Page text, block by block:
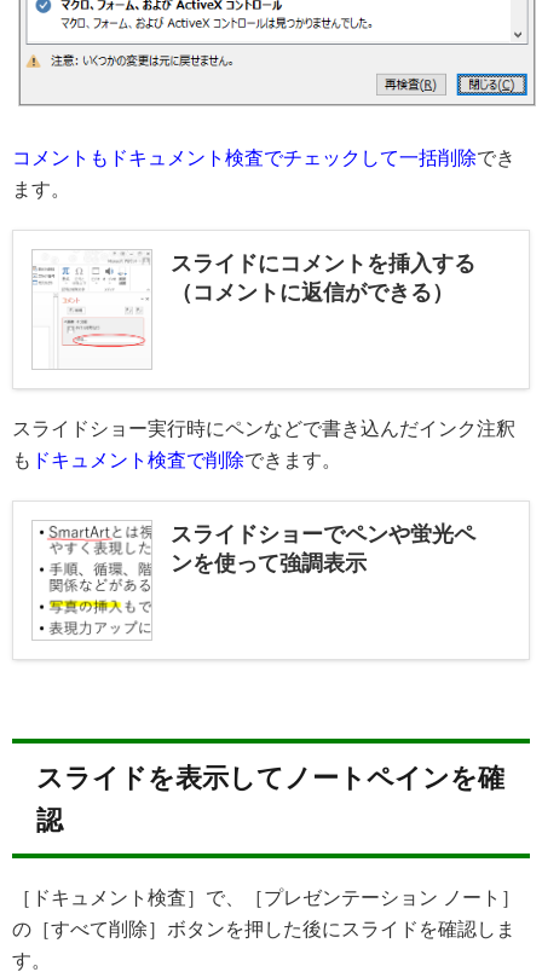
コメントもドキュメント検査でチェックして一括削除でき
ます。
スライドにコメントを挿入する
（コメントに返信ができる）
スライドショー実行時にペンなどで書き込んだインク注釈
も ドキュメント検査で削除できます。
スライドショーでペンや蛍光ペ
ンを使って強調表示
スライドを表示してノートペインを確
認
［ドキュメント検査］で、［プレゼンテーション ノート］
の［すべて削除］ボタンを押した後にスライドを確認しま
す。